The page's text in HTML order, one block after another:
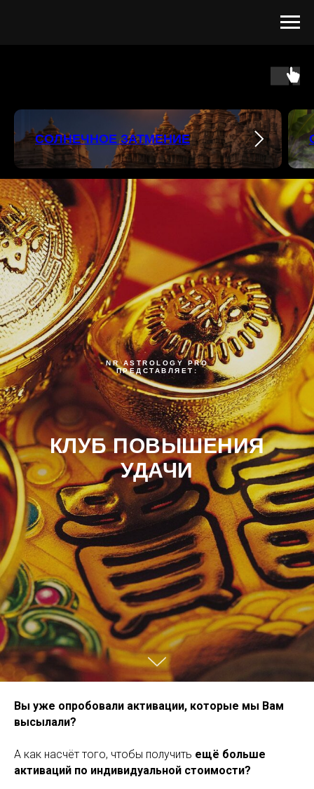
СОЛНЕЧНОЕ ЗАТМЕНИЕ
NR ASTROLOGY PRO
ПРЕДСТАВЛЯЕТ:
КЛУБ ПОВЫШЕНИЯ
УДАЧИ
Вы уже опробовали активации, которые мы Вам
высылали?
А как насчёт того, чтобы получить ещё больше
активаций по индивидуальной стоимости?